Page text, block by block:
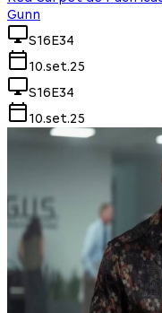
Gunn
S16E34
10.set.25
S16E34
10.set.25